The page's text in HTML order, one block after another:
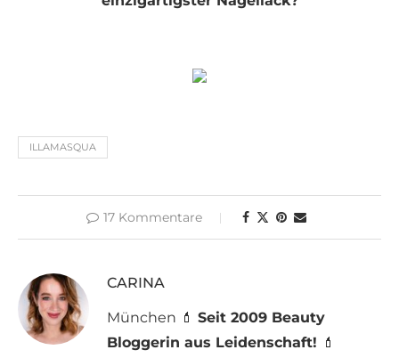
ILLAMASQUA
17 Kommentare
CARINA
München 💄 Seit 2009 Beauty
Bloggerin aus Leidenschaft! 💄